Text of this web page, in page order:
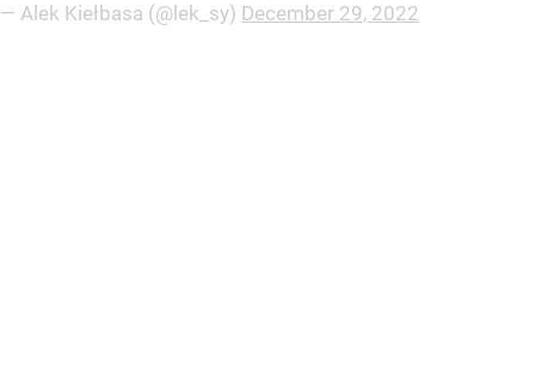
— Alek Kiełbasa (@lek_sy) December 29, 2022